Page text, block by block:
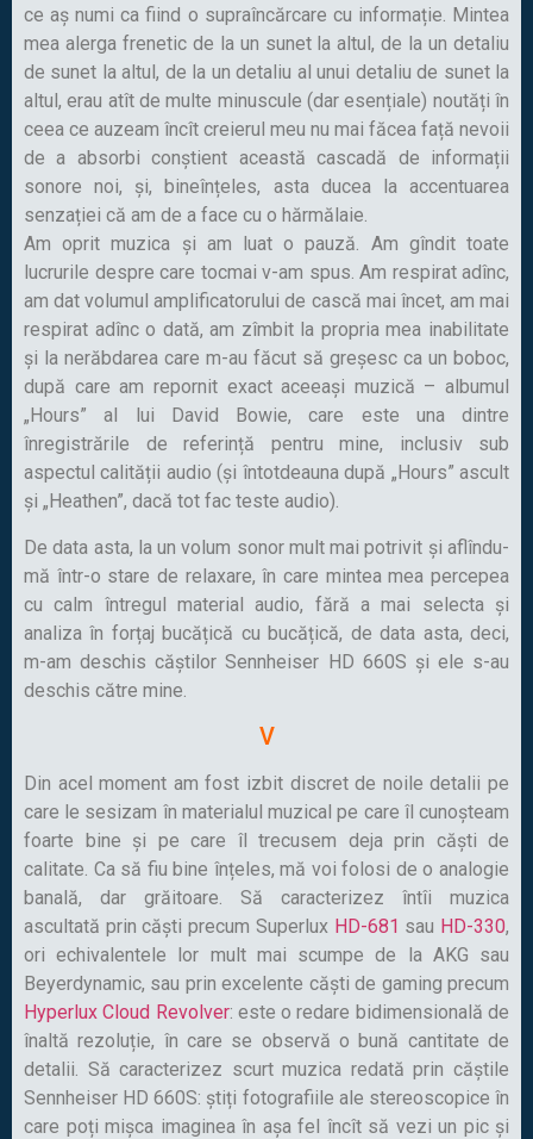
ce aș numi ca fiind o supraîncărcare cu informație. Mintea
mea alerga frenetic de la un sunet la altul, de la un detaliu
de sunet la altul, de la un detaliu al unui detaliu de sunet la
altul, erau atît de multe minuscule (dar esențiale) noutăți în
ceea ce auzeam încît creierul meu nu mai făcea față nevoii
de a absorbi conștient această cascadă de informații
sonore noi, și, bineînțeles, asta ducea la accentuarea
senzației că am de a face cu o hărmălaie.
Am oprit muzica și am luat o pauză. Am gîndit toate
lucrurile despre care tocmai v-am spus. Am respirat adînc,
am dat volumul amplificatorului de cască mai încet, am mai
respirat adînc o dată, am zîmbit la propria mea inabilitate
și la nerăbdarea care m-au făcut să greșesc ca un boboc,
după care am repornit exact aceeași muzică – albumul
„Hours” al lui David Bowie, care este una dintre
înregistrările de referință pentru mine, inclusiv sub
aspectul calității audio (și întotdeauna după „Hours” ascult
și „Heathen”, dacă tot fac teste audio).
De data asta, la un volum sonor mult mai potrivit și aflîndu-
mă într-o stare de relaxare, în care mintea mea percepea
cu calm întregul material audio, fără a mai selecta și
analiza în forțaj bucățică cu bucățică, de data asta, deci,
m-am deschis căștilor Sennheiser HD 660S și ele s-au
deschis către mine.
V
Din acel moment am fost izbit discret de noile detalii pe
care le sesizam în materialul muzical pe care îl cunoșteam
foarte bine și pe care îl trecusem deja prin căști de
calitate. Ca să fiu bine înțeles, mă voi folosi de o analogie
banală, dar grăitoare. Să caracterizez întîi muzica
ascultată prin căști precum Superlux HD-681 sau HD-330,
ori echivalentele lor mult mai scumpe de la AKG sau
Beyerdynamic, sau prin excelente căști de gaming precum
Hyperlux Cloud Revolver: este o redare bidimensională de
înaltă rezoluție, în care se observă o bună cantitate de
detalii. Să caracterizez scurt muzica redată prin căștile
Sennheiser HD 660S: știți fotografiile ale stereoscopice în
care poți mișca imaginea în așa fel încît să vezi un pic și